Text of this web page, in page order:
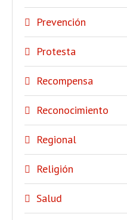
Prevención
Protesta
Recompensa
Reconocimiento
Regional
Religión
Salud